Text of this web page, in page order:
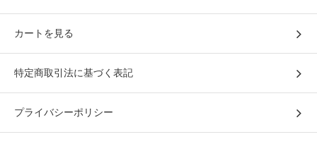
カートを見る
特定商取引法に基づく表記
プライバシーポリシー